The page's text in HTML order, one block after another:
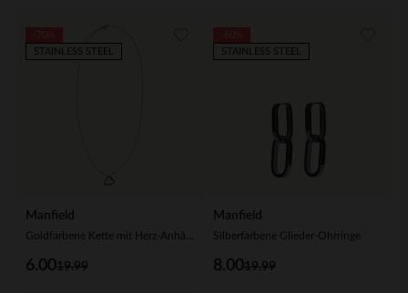
Manfield
19.99
6.00
STAINLESS STEEL
Manfield
Silberfarbene Glieder-Ohrringe
19.99
8.00
STAINLESS STEEL